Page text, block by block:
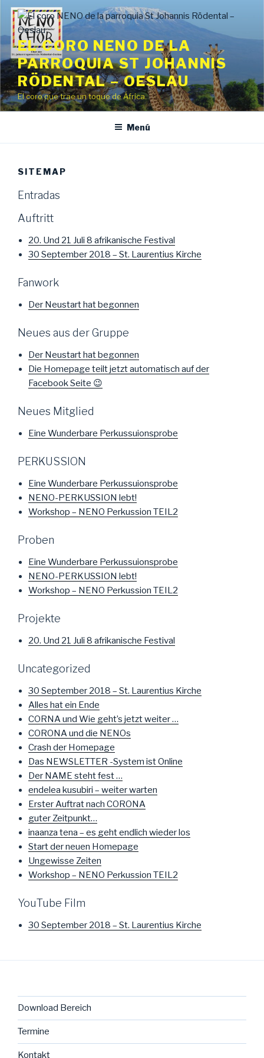
Saltar
contenido
EL CORO NENO DE LA
PARROQUIA ST JOHANNIS
RÖDENTAL – OESLAU
El coro que trae un toque de África.
Menú
SITEMAP
Entradas
Auftritt
20. Und 21 Juli 8 afrikanische Festival
30 September 2018 – St. Laurentius Kirche
Fanwork
Der Neustart hat begonnen
Neues aus der Gruppe
Der Neustart hat begonnen
Die Homepage teilt jetzt automatisch auf der
Facebook Seite 😉
Neues Mitglied
Eine Wunderbare Perkussuionsprobe
PERKUSSION
Eine Wunderbare Perkussuionsprobe
NENO-PERKUSSION lebt!
Workshop – NENO Perkussion TEIL2
Proben
Eine Wunderbare Perkussuionsprobe
NENO-PERKUSSION lebt!
Workshop – NENO Perkussion TEIL2
Projekte
20. Und 21 Juli 8 afrikanische Festival
Uncategorized
30 September 2018 – St. Laurentius Kirche
Alles hat ein Ende
CORNA und Wie geht’s jetzt weiter …
CORONA und die NENOs
Crash der Homepage
Das NEWSLETTER -System ist Online
Der NAME steht fest …
endelea kusubiri – weiter warten
Erster Auftrat nach CORONA
guter Zeitpunkt…
inaanza tena – es geht endlich wieder los
Start der neuen Homepage
Ungewisse Zeiten
Workshop – NENO Perkussion TEIL2
YouTube Film
30 September 2018 – St. Laurentius Kirche
Download Bereich
Termine
Kontakt